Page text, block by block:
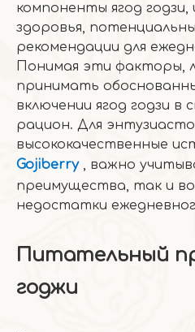
компоненты ягод годзи,
здоровья,
рекомендации для
Понимая эти факторы,
принимать
включении ягод годзи в
рацион. Для
высококачественные
Gojiberry , важно
преимущества, так и
недостатки
Питательный
годжи